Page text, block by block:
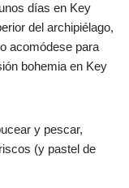
días en Key
del archipiélago,
acomódese para
bohemia en Key
y pescar,
(y pastel de